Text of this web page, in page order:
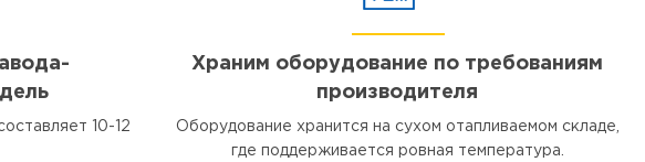
10-12
Храним оборудование по требованиям
производителя
Оборудование хранится на сухом отапливаемом складе,
где поддерживается ровная температура.